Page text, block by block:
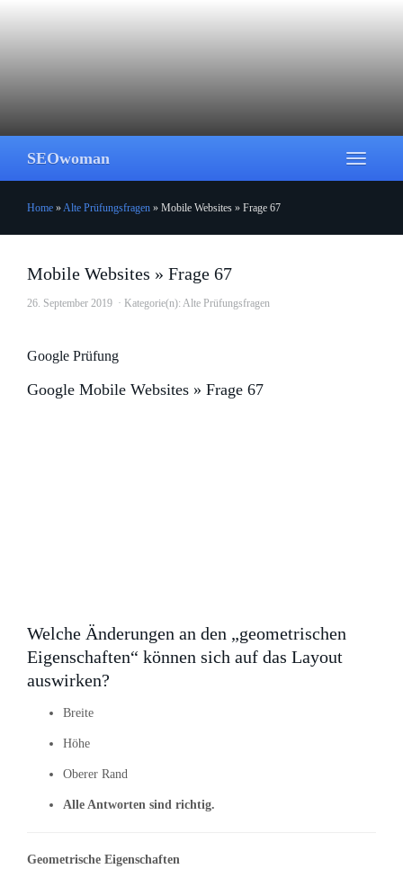
Toggle
SEOwoman
Home »Alte Prüfungsfragen » Mobile Websites » Frage 67
Mobile Websites » Frage 67
26. September 2019 Kategorie(n): Alte Prüfungsfragen
Google Prüfung
Google Mobile Websites » Frage 67
Welche Änderungen an den „geometrischen
Eigenschaften“ können sich auf das Layout
auswirken?
Breite
Höhe
Oberer Rand
Alle Antworten sind richtig.
Geometrische Eigenschaften